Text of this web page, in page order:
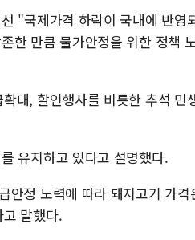
"국제가격 하락이 국내에 반영
한 만큼 물가안정을 위한 정책
대, 할인행사를 비릇한 추석 민
유지하고 있다고 설명했다.
안정 노력에 따라 돼지고기 가격
말했다.